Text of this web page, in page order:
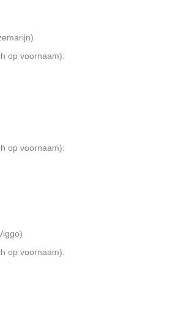
op voornaam):
op voornaam):
op voornaam):